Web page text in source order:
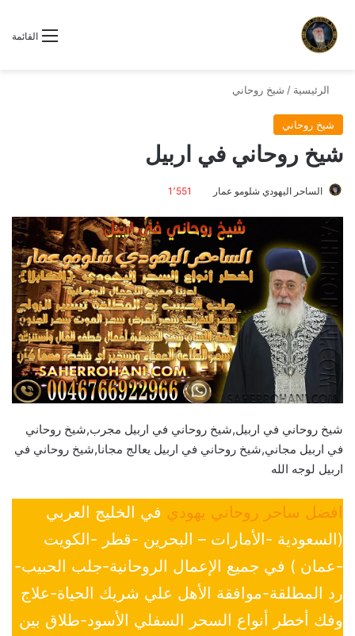
القائمة
الرئيسية / شيخ روحاني
شيخ روحاني
شيخ روحاني في اربيل
الساحر اليهودي شلومو عمار 1٬551
شيخ روحاني في اربيل,شيخ روحاني في اربيل مجرب,شيخ روحاني
في اربيل مجاني,شيخ روحاني في اربيل يعالج مجانا,شيخ روحاني في
اربيل لوجه الله
افضل ساحر روحاني يهودي في الخليج العربي
(السعودية -الأمارات – البحرين -قطر -الكويت
-عمان ) في جميع الإعمال الروحانية-جلب الحبيب-
رد المطلقة-موافقة الأهل علي شريك الحياة-علاج
وفك أخطر أنواع السحر السفلي الأسود-طلاق بين